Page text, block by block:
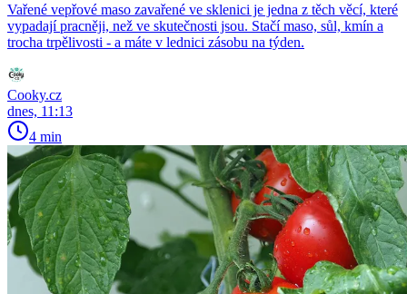
Vařené vepřové maso zavařené ve sklenici je jedna z těch věcí, které
vypadají pracněji, než ve skutečnosti jsou. Stačí maso, sůl, kmín a
trocha trpělivosti - a máte v lednici zásobu na týden.
Cooky.cz
dnes, 11:13
4 min